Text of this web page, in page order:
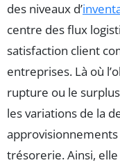
des niveaux d’
centre des flux
satisfaction client
entreprises. Là où
rupture ou le
les variations de la
trésorerie. Ainsi,